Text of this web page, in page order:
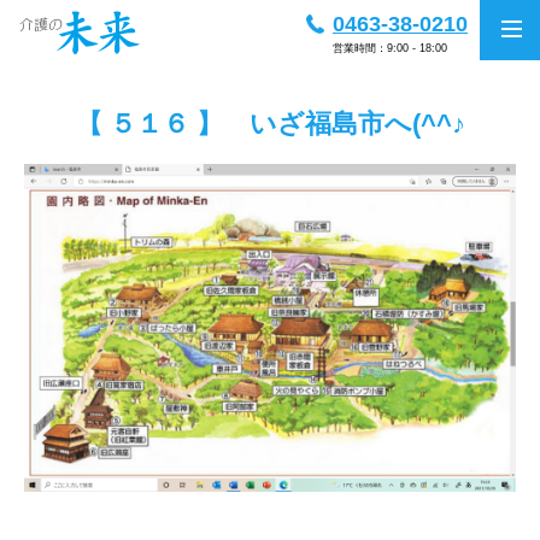
0463-38-0210
営業時間：9:00 - 18:00
【 ５１６ 】 いざ福島市へ(^^♪